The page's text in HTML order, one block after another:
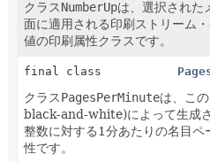
クラスNumberUpは、選択された
面に適用される印刷ストリーム
値の印刷属性クラスです。
final class
クラスPagesPerMinuteは、こ
black-and-white)によって生成
整数に対する1分あたりの名目ペ
性です。